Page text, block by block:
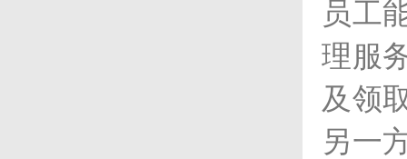
员工
理服
及领
另一